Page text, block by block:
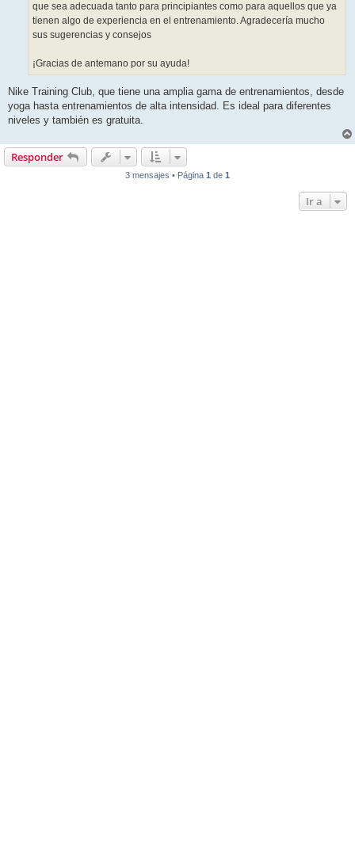
que sea adecuada tanto para principiantes como para aquellos que ya
tienen algo de experiencia en el entrenamiento. Agradecería mucho
sus sugerencias y consejos
¡Gracias de antemano por su ayuda!
Nike Training Club, que tiene una amplia gama de entrenamientos, desde
yoga hasta entrenamientos de alta intensidad. Es ideal para diferentes
niveles y también es gratuita.
Responder
3 mensajes • Página 1 de 1
Ir a